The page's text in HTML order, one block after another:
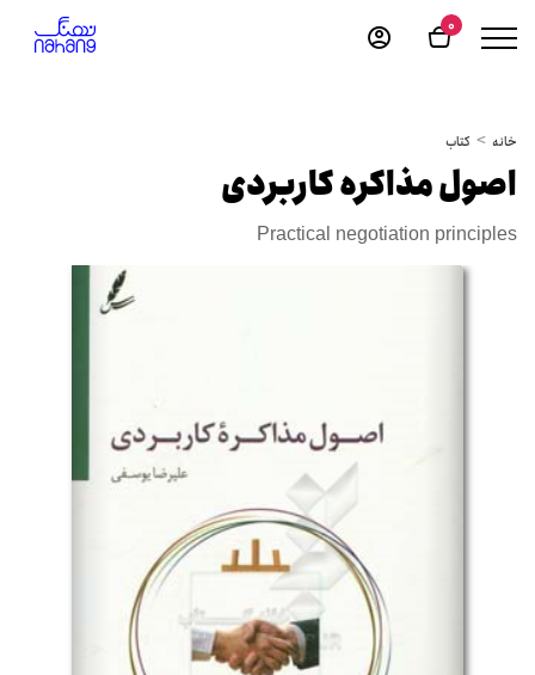
0
خانه کتاب
اصول مذاکره کاربردی
Practical negotiation principles